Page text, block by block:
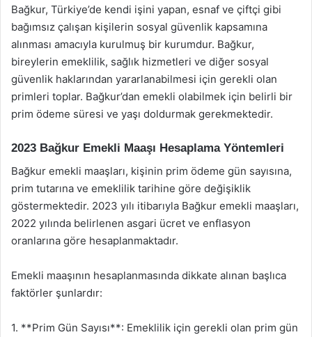
Bağkur, Türkiye’de kendi işini yapan, esnaf ve çiftçi gibi
bağımsız çalışan kişilerin sosyal güvenlik kapsamına
alınması amacıyla kurulmuş bir kurumdur. Bağkur,
bireylerin emeklilik, sağlık hizmetleri ve diğer sosyal
güvenlik haklarından yararlanabilmesi için gerekli olan
primleri toplar. Bağkur’dan emekli olabilmek için belirli bir
prim ödeme süresi ve yaşı doldurmak gerekmektedir.
2023 Bağkur Emekli Maaşı Hesaplama Yöntemleri
Bağkur emekli maaşları, kişinin prim ödeme gün sayısına,
prim tutarına ve emeklilik tarihine göre değişiklik
göstermektedir. 2023 yılı itibarıyla Bağkur emekli maaşları,
2022 yılında belirlenen asgari ücret ve enflasyon
oranlarına göre hesaplanmaktadır.
Emekli maaşının hesaplanmasında dikkate alınan başlıca
faktörler şunlardır:
1. **Prim Gün Sayısı**: Emeklilik için gerekli olan prim gün